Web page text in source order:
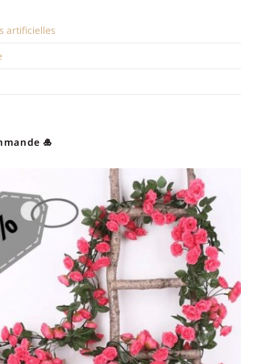
artificielles
🎍